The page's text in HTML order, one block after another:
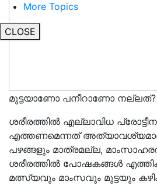
More Topics
CLOSE
മുട്ടയാണോ പനീറാണോ നല്ലത്?
ശരീരത്തിൽ എല്ലാവിധ
എത്തണമെന്നത്
പഴങ്ങളും മാത്രമല്ല,
ശരീരത്തിൽ പോഷകങ്ങൾ
മത്സ്യവും മാംസവും മുട്ടയും